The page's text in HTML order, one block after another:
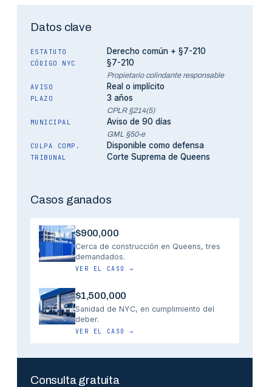
Datos clave
ESTATUTO Derecho común + §7-210
CÓDIGO NYC §7-210
Propietario colindante responsable
AVISO
Real o implícito
PLAZO 3 años
CPLR §214(5)
MUNICIPAL
Aviso de 90 días
GML §50-e
CULPA COMP.
Disponible como defensa
TRIBUNAL Corte Suprema de Queens
Casos ganados
$900,000
Cerca de construcción en Queens, tres
demandados.
VER EL CASO →
$1,500,000
Sanidad de NYC, en cumplimiento del
deber.
VER EL CASO →
Consulta gratuita